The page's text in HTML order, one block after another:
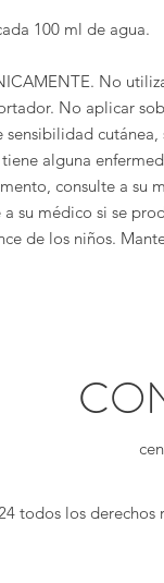
100 ml de agua.
No
No aplicar
cutánea,
alguna
consulte a su
su médico si se
de los niños.
todos los derechos